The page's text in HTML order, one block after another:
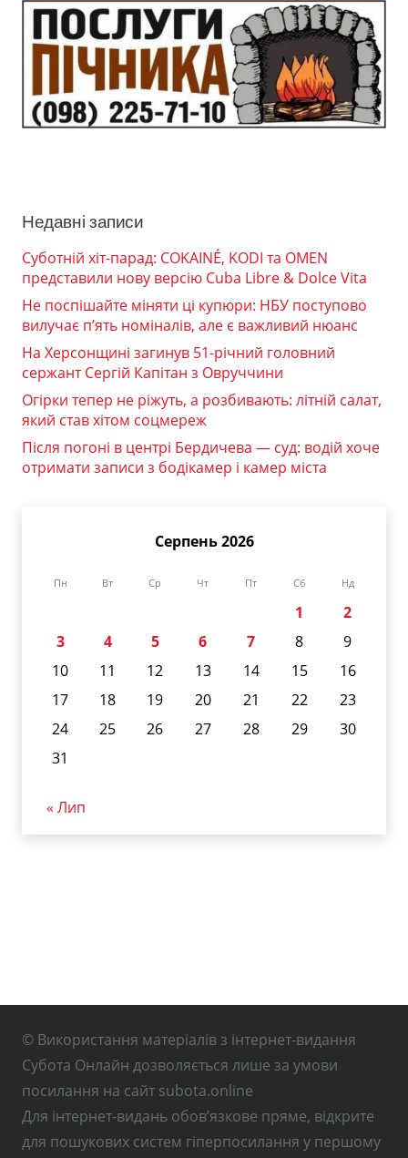
Недавні записи
Суботній хіт-парад: COKAINÉ, KODI та OMEN
представили нову версію Cuba Libre & Dolce Vita
Не поспішайте міняти ці купюри: НБУ поступово
вилучає п’ять номіналів, але є важливий нюанс
На Херсонщині загинув 51-річний головний
сержант Сергій Капітан з Овруччини
Огірки тепер не ріжуть, а розбивають: літній салат,
який став хітом соцмереж
Після погоні в центрі Бердичева — суд: водій хоче
отримати записи з бодікамер і камер міста
Серпень 2026
Пн Вт Ср Чт Пт Сб Нд
1
2
3
4 5 6 7 8
9
10
11 12 13 14 15
16
17
18 19 20 21 22
23
24
25 26 27 28 29
30
31
« Лип
© Використання матеріалів з інтернет-видання
Субота Онлайн дозволяється лише за умови
посилання на сайт subota.online
Для інтернет-видань обов’язкове пряме, відкрите
для пошукових систем гіперпосилання у першому